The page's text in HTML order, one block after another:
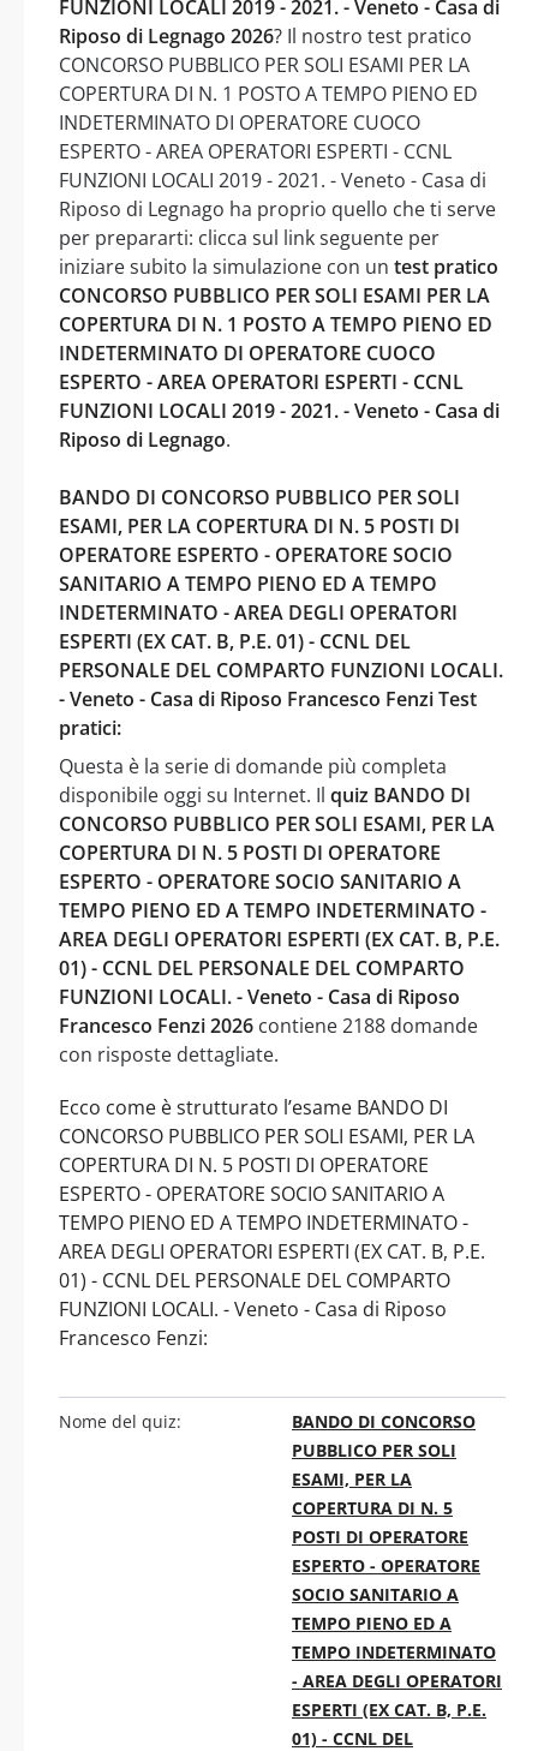
FUNZIONI LOCALI 2019 - 2021. - Veneto - Casa di
Riposo di Legnago 2026? Il nostro test pratico
CONCORSO PUBBLICO PER SOLI ESAMI PER LA
COPERTURA DI N. 1 POSTO A TEMPO PIENO ED
INDETERMINATO DI OPERATORE CUOCO
ESPERTO - AREA OPERATORI ESPERTI - CCNL
FUNZIONI LOCALI 2019 - 2021. - Veneto - Casa di
Riposo di Legnago ha proprio quello che ti serve
per prepararti: clicca sul link seguente per
iniziare subito la simulazione con un test pratico
CONCORSO PUBBLICO PER SOLI ESAMI PER LA
COPERTURA DI N. 1 POSTO A TEMPO PIENO ED
INDETERMINATO DI OPERATORE CUOCO
ESPERTO - AREA OPERATORI ESPERTI - CCNL
FUNZIONI LOCALI 2019 - 2021. - Veneto - Casa di
Riposo di Legnago.
BANDO DI CONCORSO PUBBLICO PER SOLI
ESAMI, PER LA COPERTURA DI N. 5 POSTI DI
OPERATORE ESPERTO - OPERATORE SOCIO
SANITARIO A TEMPO PIENO ED A TEMPO
INDETERMINATO - AREA DEGLI OPERATORI
ESPERTI (EX CAT. B, P.E. 01) - CCNL DEL
PERSONALE DEL COMPARTO FUNZIONI LOCALI.
- Veneto - Casa di Riposo Francesco Fenzi Test
pratici:
Questa è la serie di domande più completa
disponibile oggi su Internet. Il quiz BANDO DI
CONCORSO PUBBLICO PER SOLI ESAMI, PER LA
COPERTURA DI N. 5 POSTI DI OPERATORE
ESPERTO - OPERATORE SOCIO SANITARIO A
TEMPO PIENO ED A TEMPO INDETERMINATO -
AREA DEGLI OPERATORI ESPERTI (EX CAT. B, P.E.
01) - CCNL DEL PERSONALE DEL COMPARTO
FUNZIONI LOCALI. - Veneto - Casa di Riposo
Francesco Fenzi 2026 contiene 2188 domande
con risposte dettagliate.
Ecco come è strutturato l’esame BANDO DI
CONCORSO PUBBLICO PER SOLI ESAMI, PER LA
COPERTURA DI N. 5 POSTI DI OPERATORE
ESPERTO - OPERATORE SOCIO SANITARIO A
TEMPO PIENO ED A TEMPO INDETERMINATO -
AREA DEGLI OPERATORI ESPERTI (EX CAT. B, P.E.
01) - CCNL DEL PERSONALE DEL COMPARTO
FUNZIONI LOCALI. - Veneto - Casa di Riposo
Francesco Fenzi:
Nome del quiz:
BANDO DI CONCORSO
PUBBLICO PER SOLI
ESAMI, PER LA
COPERTURA DI N. 5
POSTI DI OPERATORE
ESPERTO - OPERATORE
SOCIO SANITARIO A
TEMPO PIENO ED A
TEMPO INDETERMINATO
- AREA DEGLI OPERATORI
ESPERTI (EX CAT. B, P.E.
01) - CCNL DEL